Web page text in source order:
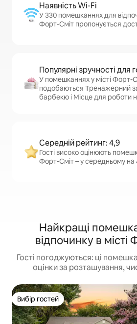
Наявність Wi-Fi
У 330 помешканнях для
Форт-Сміт пропонується
Популярні зручності для
У помешканнях у місті Форт-
подобаються Тренажерний
барбекю і Місце для роботи
Середній рейтинг: 4,9
Гості високо оцінюють
Форт-Сміт – у середньому на
Найкращі
відпочинку в місті
Гості погоджуються: ці
оцінки за розташування,
Вибір гостей
Вибір гостей